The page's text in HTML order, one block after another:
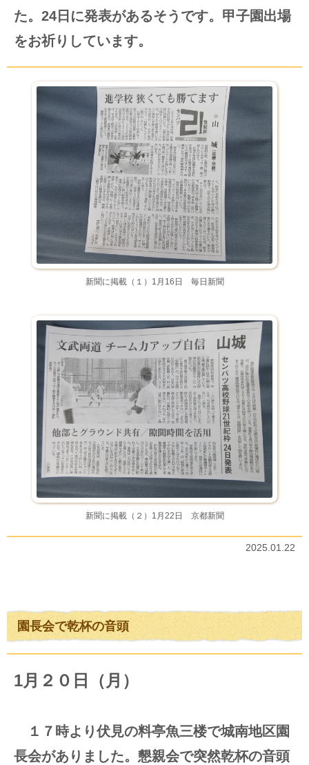
た。24日に発表があるそうです。甲子園出場
をお祈りしています。
新聞に掲載（１）1月16日 毎日新聞
新聞に掲載（２）1月22日 京都新聞
2025.01.22
園長会で乾杯の音頭
1月２０日（月）
１７時より伏見の料亭魚三楼で城南地区園
長会がありました。懇親会で突然乾杯の音頭